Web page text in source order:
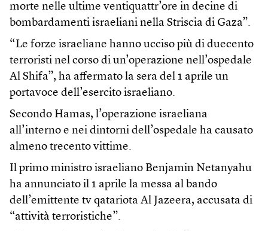
morte nelle ultime ventiquattr’ore in decine di
bombardamenti israeliani nella Striscia di Gaza”.
“Le forze israeliane hanno ucciso più di duecento
terroristi nel corso di un’operazione nell’ospedale
Al Shifa”, ha affermato la sera del 1 aprile un
portavoce dell’esercito israeliano.
Secondo Hamas, l’operazione israeliana
all’interno e nei dintorni dell’ospedale ha causato
almeno trecento vittime.
Il primo ministro israeliano Benjamin Netanyahu
ha annunciato il 1 aprile la messa al bando
dell’emittente tv qatariota Al Jazeera, accusata di
“attività terroristiche”.